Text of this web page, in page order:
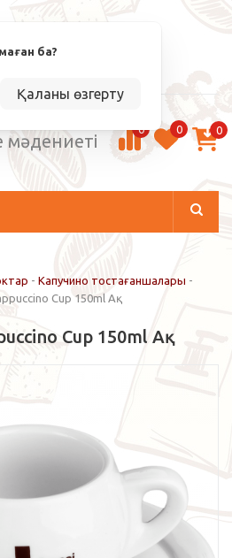
ба?
Қаланы өзгерту
мәдениеті
0 0 0
- Капучино тостағаншалары -
Cup 150ml Ақ
Cup 150ml Ақ